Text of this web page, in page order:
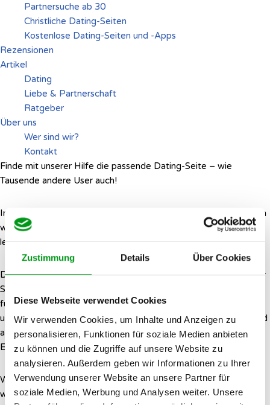
Zustimmung Details Über Cookies
Diese Webseite verwendet Cookies
Wir verwenden Cookies, um Inhalte und Anzeigen zu
personalisieren, Funktionen für soziale Medien anbieten
zu können und die Zugriffe auf unsere Website zu
analysieren. Außerdem geben wir Informationen zu Ihrer
Verwendung unserer Website an unsere Partner für
soziale Medien, Werbung und Analysen weiter. Unsere
Partnersuche ab 30
Christliche Dating-Seiten
Kostenlose Dating-Seiten und -Apps
Rezensionen
Artikel
Dating
Liebe & Partnerschaft
Ratgeber
Über uns
Wer sind wir?
Kontakt
Finde mit unserer Hilfe die passende Dating-Seite – wie
Tausende andere User auch!
Immer mehr Menschen suchen nach der Liebe online. Doch auch
wenn das virtuelle Meer voller Fische ist, ist es nicht unbedingt
leicht, einen Artgenossen zu finden.
Deshalb haben wir Datingleben.de ins Leben gerufen. Auf dieser
Seite helfen wir Dir, die passende Singlebörse bzw. Dating-App
für Dich zu finden. Dazu haben wir Hunderte von Dating-Seiten
und -Apps getestet bzw. rezensiert – sowohl hier in Deutschland
als auch in 11 anderen Ländern außerhalb unseres eigenen
Ententeichs.
Wenn Du Hilfe brauchst, um die passende Dating-Seite zu
wählen, dann werfe eventuell einen Blick auf unsere